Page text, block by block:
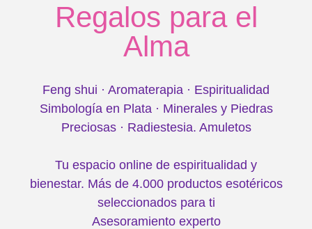
Elegir productos Feng Shui
Regalos para el
Alma
Feng shui · Aromaterapia · Espiritualidad
Simbología en Plata · Minerales y Piedras
Preciosas · Radiestesia. Amuletos
Tu espacio online de espiritualidad y
bienestar. Más de 4.000 productos esotéricos
seleccionados para ti
Asesoramiento experto